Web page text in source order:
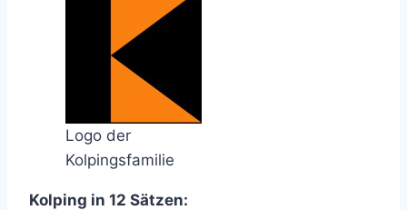
Logo der
Kolpingsfamilie
Kolping in 12 Sätzen: